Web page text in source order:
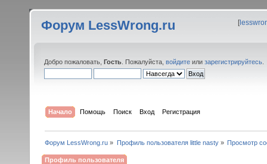
Форум LessWrong.ru [
Добро пожаловать, Гость . Пожалуйста, войдите или зарегистрируйтесь
Начало Помощь Поиск Вход Регистрация
Форум LessWrong.ru » Профиль пользователя little nasty» Просмотр
Профиль пользователя